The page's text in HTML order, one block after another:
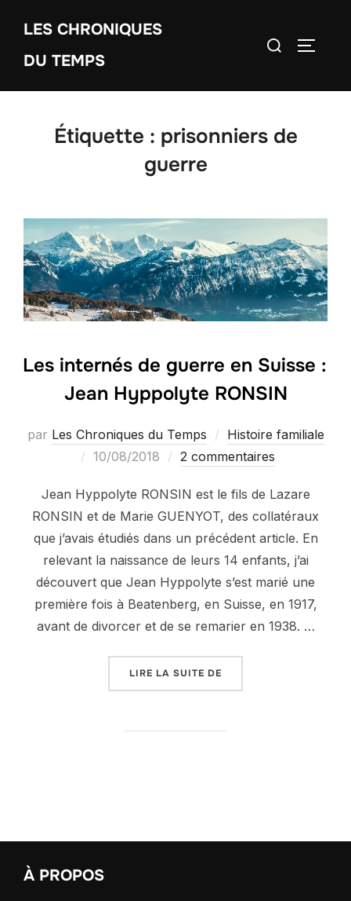
contenu
LES CHRONIQUES
DU TEMPS
Rechercher :
Étiquette : prisonniers de
guerre
Les internés de guerre en Suisse :
Jean Hyppolyte RONSIN
par Les Chroniques du Temps
Histoire familiale
Publié
10/08/2018 2 commentaires
Jean Hyppolyte RONSIN est le fils de Lazare
RONSIN et de Marie GUENYOT, des collatéraux
que j’avais étudiés dans un précédent article. En
relevant la naissance de leurs 14 enfants, j’ai
découvert que Jean Hyppolyte s’est marié une
première fois à Beatenberg, en Suisse, en 1917,
avant de divorcer et de se remarier en 1938. …
LIRE LA SUITE DE
À PROPOS